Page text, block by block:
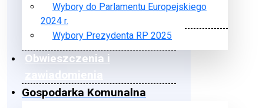
Wybory do Parlamentu Europejskiego
2024 r.
Wybory Prezydenta RP 2025
Obwieszczenia i
zawiadomienia
Gospodarka Komunalna